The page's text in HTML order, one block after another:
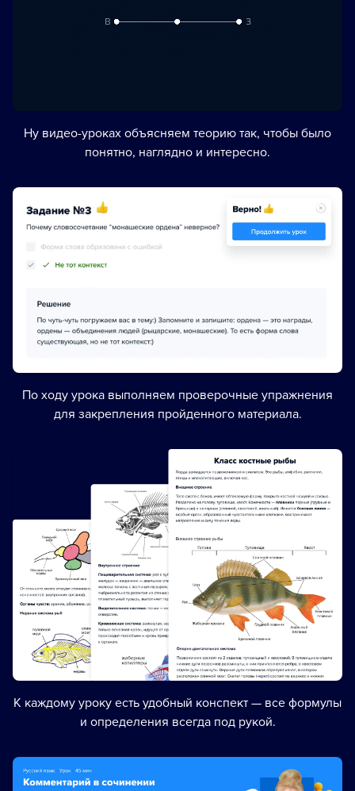
Ну видео-уроках объясняем теорию так, чтобы было
понятно, наглядно и интересно.
По ходу урока выполняем проверочные упражнения
для закрепления пройденного материала.
К каждому уроку есть удобный конспект — все формулы
и определения всегда под рукой.